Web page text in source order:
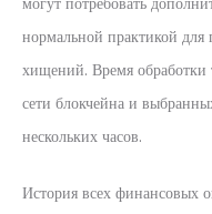
нормальной практикой
хищений. Время обработки
сети блокчейна и
нескольких часов.
История всех финансовых